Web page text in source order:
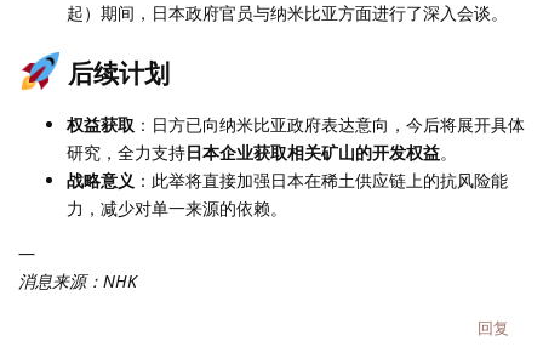
起）期间，日本政府官员与纳米比亚方面进行了深入会谈。
后续计划
权益获取 ：日方已向纳米比亚政府表达意向，今后将展开具体
研究，全力支持日本企业获取相关矿山的开发权益。
战略意义 ：此举将直接加强日本在稀土供应链上的抗风险能
力，减少对单一来源的依赖。
—
消息来源：NHK
回复